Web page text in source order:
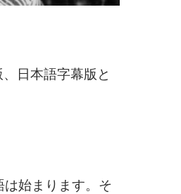
日本語字幕版と
始まります。そ